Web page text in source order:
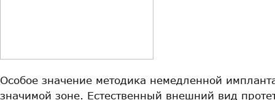
Особое значение методика немедленной
значимой зоне. Естественный внешний вид